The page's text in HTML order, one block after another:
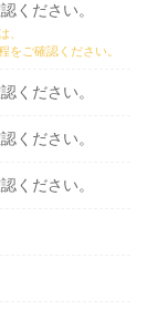
ください。
、
をご確認ください。
ください。
ください。
ください。